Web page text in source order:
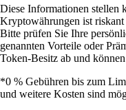
Diese Informationen stellen
Kryptowährungen ist
Bitte prüfen Sie Ihre
genannten Vorteile oder
Token-Besitz ab und
*0 % Gebühren bis zum
und weitere Kosten sind